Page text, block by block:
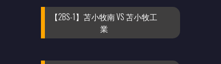
【2BS-1】苫小牧南 VS 苫小牧工
業